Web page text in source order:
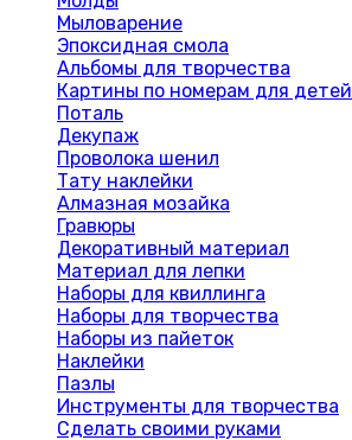
Мыловарение
Эпоксидная смола
Альбомы для творчества
Картины по номерам для детей
Поталь
Декупаж
Проволока шенил
Тату наклейки
Алмазная мозайка
Гравюры
Декоративный материал
Материал для лепки
Наборы для квиллинга
Наборы для творчества
Наборы из пайеток
Наклейки
Пазлы
Инструменты для творчества
Сделать своими руками